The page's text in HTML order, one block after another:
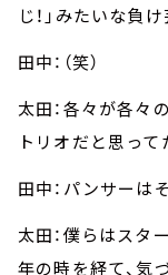
じ！」みたいな負
田中：（笑）
太田：各々が各々
トリオだと思っ
田中：パンサーは
太田：僕らはスタ
年の時を経て、気